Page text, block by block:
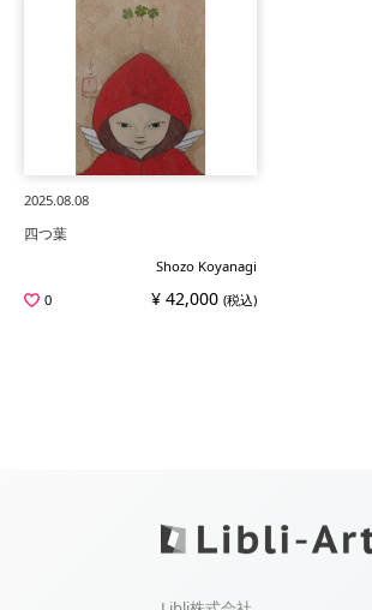
2025.08.08
四つ葉
Shozo Koyanagi
0
¥ 42,000 (税込)